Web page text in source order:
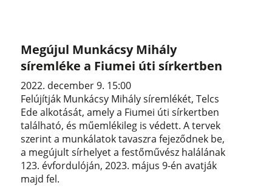
Megújul Munkácsy Mihály
síremléke a Fiumei úti sírkertben
2022. december 9. 15:00
Felújítják Munkácsy Mihály síremlékét, Telcs
Ede alkotását, amely a Fiumei úti sírkertben
található, és műemlékileg is védett. A tervek
szerint a munkálatok tavaszra fejeződnek be,
a megújult sírhelyet a festőművész halálának
123. évfordulóján, 2023. május 9-én avatják
majd fel.